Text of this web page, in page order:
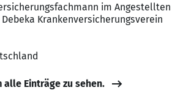
im Angestellten
Krankenversicherungsverein
alle Einträge zu sehen.